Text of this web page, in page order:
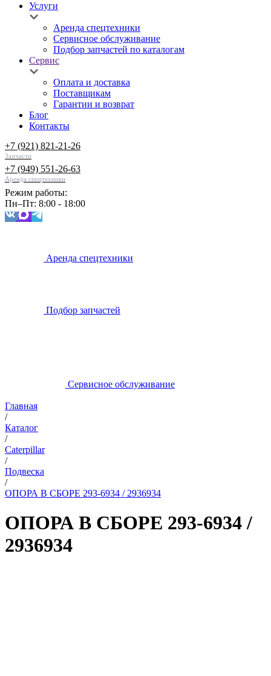
Услуги
Аренда спецтехники
Сервисное обслуживание
Подбор запчастей по каталогам
Сервис
Оплата и доставка
Поставщикам
Гарантии и возврат
Блог
Контакты
+7 (921) 821-21-26
Запчасти
+7 (949) 551-26-63
Аренда спецтехники
Режим работы:
Пн–Пт: 8:00 - 18:00
Аренда спецтехники
Подбор запчастей
Сервисное обслуживание
Главная
/
Каталог
/
Caterpillar
/
Подвеска
/
ОПОРА В СБОРЕ 293-6934 / 2936934
ОПОРА В СБОРЕ 293-6934 /
2936934